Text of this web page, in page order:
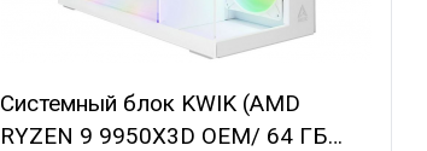
Системный блок KWIK (AMD
RYZEN 9 9950X3D OEM/ 64 ГБ